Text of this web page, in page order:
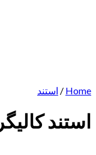
Home
/ استند
استند